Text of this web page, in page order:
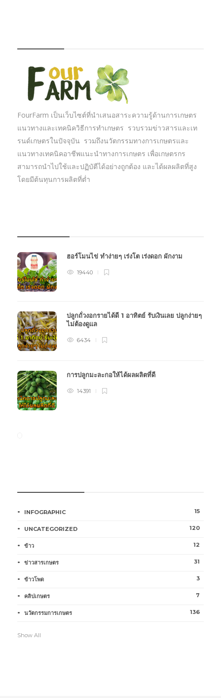
FourFarm เป็นเว็บไซต์ที่นำเสนอสาระความรู้ด้านการเกษตร
แนวทางและเทคนิควิธีการทำเกษตร รวบรวมข่าวสารและเท
รนด์เกษตรในปัจจุบัน รวมถึงนวัตกรรมทางการเกษตรและ
แนวทางเทคนิคอาชีพแนะนำทางการเกษตร เพื่อเกษตรกร
สามารถนำไปใช้และปฏิบัตืได้อย่างถูกต้อง และได้ผลผลิตที่สูง
โดยมีต้นทุนการผลิตที่ต่ำ
ฮอร์โมนไข่ ทำง่ายๆ เร่งโต เร่งดอก ผักงาม
19440
ปลูกถั่วงอกรายได้ดี 1 อาทิตย์ รับเงินเลย ปลูกง่ายๆ
ไม่ต้องดูแล
6434
การปลูกมะละกอให้ได้ผลผลิตที่ดี
14391
INFOGRAPHIC 15
UNCATEGORIZED 120
ข้าว 12
ข่าวสารเกษตร 31
ข้าวโพด 3
คลิปเกษตร 7
นวัตกรรมการเกษตร 136
Show All